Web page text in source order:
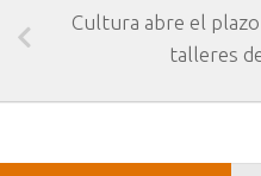
Cultura abre el
talleres